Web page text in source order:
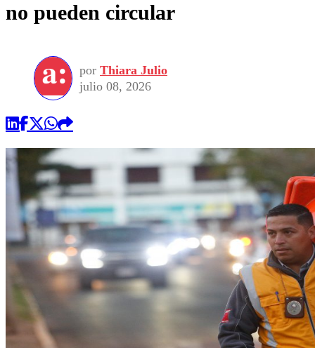
no pueden circular
por Thiara Julio
julio 08, 2026